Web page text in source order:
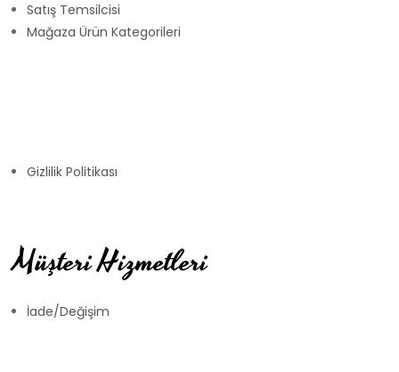
Satış Temsilcisi
Mağaza Ürün Kategorileri
Gizlilik Politikası
Müşteri Hizmetleri
İade/Değişim